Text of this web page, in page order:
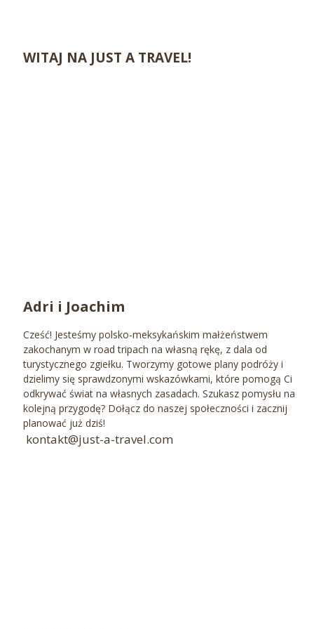
WITAJ NA JUST A TRAVEL!
Adri i Joachim
Cześć! Jesteśmy polsko-meksykańskim małżeństwem
zakochanym w road tripach na własną rękę, z dala od
turystycznego zgiełku. Tworzymy gotowe plany podróży i
dzielimy się sprawdzonymi wskazówkami, które pomogą Ci
odkrywać świat na własnych zasadach. Szukasz pomysłu na
kolejną przygodę? Dołącz do naszej społeczności i zacznij
planować już dziś!
kontakt@just-a-travel.com